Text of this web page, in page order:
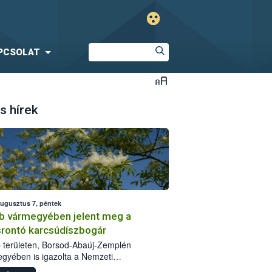
hírek
7, péntek
vármegyében jelent meg a
karcsúdíszbogár
területen, Borsod-Abaúj-Zemplén
is igazolta a Nemzeti
biztonsági Hivatal (Nébih) a